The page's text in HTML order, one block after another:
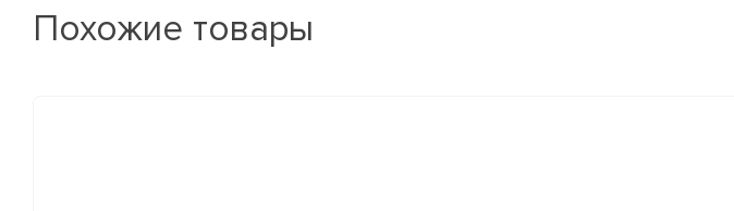
Похожие товары